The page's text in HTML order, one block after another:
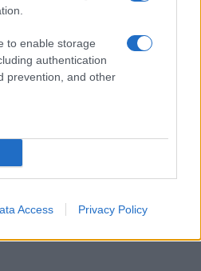
to enable storage
authentication
prevention, and other
Access Privacy Policy
Slomó rabbi